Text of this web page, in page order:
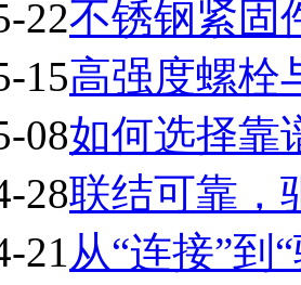
22不锈钢紧固
15高强度螺栓
08如何选择靠
28联结可靠，
21 从“连接”